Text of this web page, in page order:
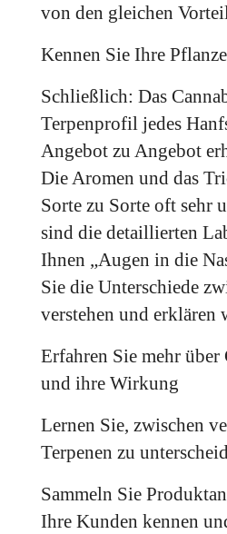
von den gleichen
Kennen Sie Ihre
Schließlich: Das
Terpenprofil jedes
Angebot zu Angebot
Die Aromen und das
Sorte zu Sorte oft sehr
sind die detaillierten
Ihnen „Augen in die
Sie die Unterschiede
verstehen und erklären
Erfahren Sie mehr über
und ihre Wirkung
Lernen Sie, zwischen
Terpenen zu
Sammeln Sie
Ihre Kunden kennen